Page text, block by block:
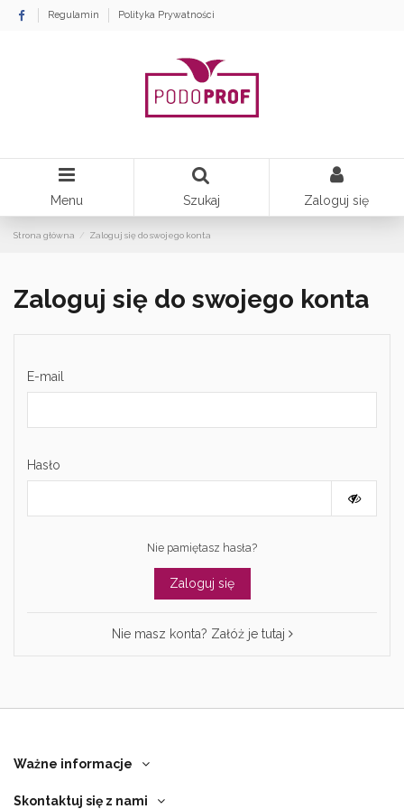
Regulamin Polityka Prywatności
Menu Szukaj Zaloguj się
Strona główna Zaloguj się do swojego konta
Zaloguj się do swojego konta
E-mail
Hasło
Nie pamiętasz hasła?
Zaloguj się
Nie masz konta? Załóż je tutaj
Ważne informacje
Skontaktuj się z nami